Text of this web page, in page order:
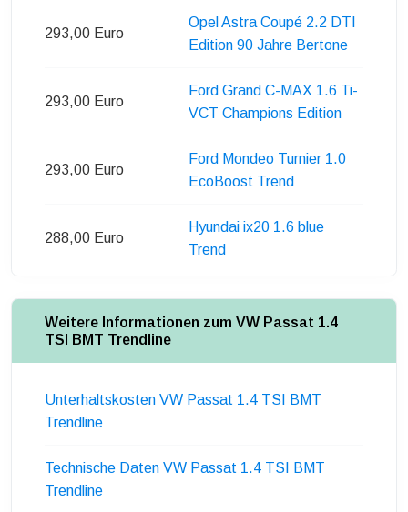
293,00 Euro
Opel Astra Coupé 2.2 DTI
Edition 90 Jahre Bertone
293,00 Euro
Ford Grand C-MAX 1.6 Ti-
VCT Champions Edition
293,00 Euro
Ford Mondeo Turnier 1.0
EcoBoost Trend
288,00 Euro
Hyundai ix20 1.6 blue
Trend
Weitere Informationen zum VW Passat 1.4
TSI BMT Trendline
Unterhaltskosten VW Passat 1.4 TSI BMT
Trendline
Technische Daten VW Passat 1.4 TSI BMT
Trendline